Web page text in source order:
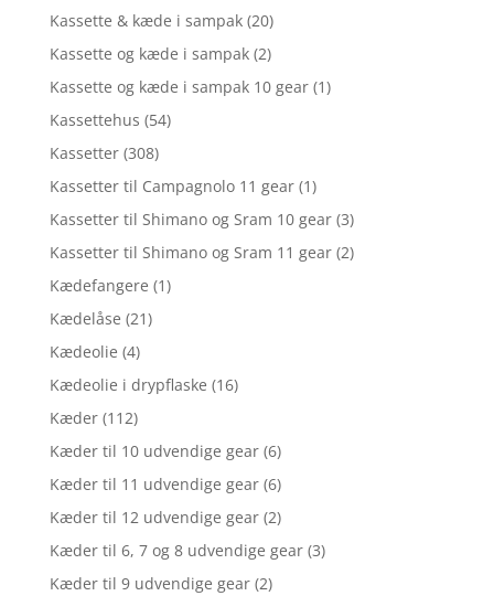
Kassette & kæde i sampak (20)
Kassette og kæde i sampak (2)
Kassette og kæde i sampak 10 gear (1)
Kassettehus (54)
Kassetter (308)
Kassetter til Campagnolo 11 gear (1)
Kassetter til Shimano og Sram 10 gear (3)
Kassetter til Shimano og Sram 11 gear (2)
Kædefangere (1)
Kædelåse (21)
Kædeolie (4)
Kædeolie i drypflaske (16)
Kæder (112)
Kæder til 10 udvendige gear (6)
Kæder til 11 udvendige gear (6)
Kæder til 12 udvendige gear (2)
Kæder til 6, 7 og 8 udvendige gear (3)
Kæder til 9 udvendige gear (2)